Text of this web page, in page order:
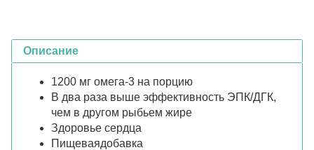
Описание
1200 мг омега-3 на порцию
В два раза выше эффективность ЭПК/ДГК,
чем в другом рыбьем жире
Здоровье сердца
Пищеваядобавка